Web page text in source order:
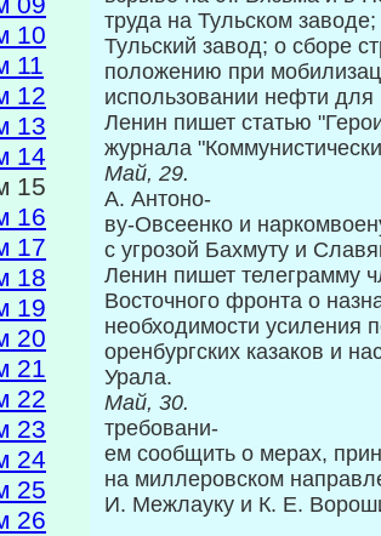
10
11
12
13
14
15
16
17
18
19
20
21
22
23
24
25
26
труда на Тульском
Тульский завод; о сборе
положению при
использовании нефти для
Ленин пишет статью
журнала
Май,
А. Антоно-
ву-Овсеенко и
с угрозой Бахмуту и
Ленин пишет телеграмму
Восточного фронта о
необходимости усиления
оренбургских ка­заков и
Урала.
Май,
требовани-
ем сообщить о мерах,
на миллеровском
И. Межлауку и К. Е.